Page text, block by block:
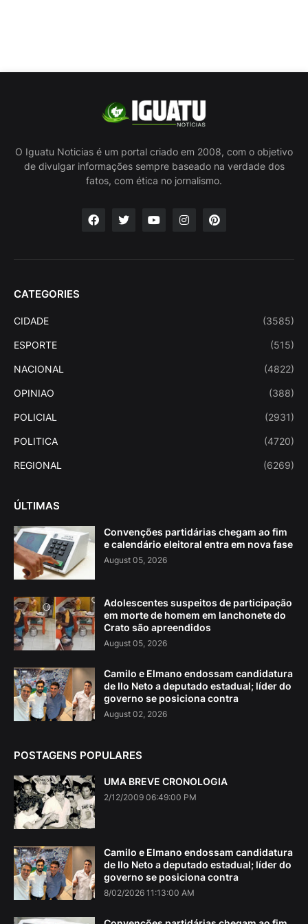
O Iguatu Noticias é um portal criado em 2008, com o objetivo
de divulgar informações sempre baseado na verdade dos
fatos, com ética no jornalismo.
CATEGORIES
CIDADE (3585)
ESPORTE (515)
NACIONAL (4822)
OPINIAO (388)
POLICIAL (2931)
POLITICA (4720)
REGIONAL (6269)
ÚLTIMAS
Convenções partidárias chegam ao fim
e calendário eleitoral entra em nova fase
August 05, 2026
Adolescentes suspeitos de participação
em morte de homem em lanchonete do
Crato são apreendidos
August 05, 2026
Camilo e Elmano endossam candidatura
de Ilo Neto a deputado estadual; líder do
governo se posiciona contra
August 02, 2026
POSTAGENS POPULARES
UMA BREVE CRONOLOGIA
2/12/2009 06:49:00 PM
Camilo e Elmano endossam candidatura
de Ilo Neto a deputado estadual; líder do
governo se posiciona contra
8/02/2026 11:13:00 AM